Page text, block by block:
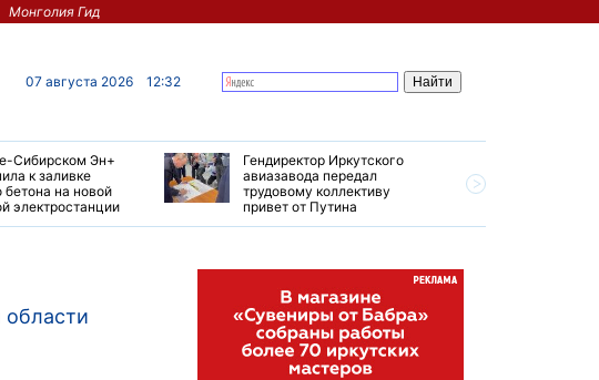
Монголия Гид
07 августа 2026 12:32
Сибирском Эн+
к заливке
бетона на новой
электростанции
Гендиректор Иркутского
авиазавода передал
трудовому коллективу
привет от Путина